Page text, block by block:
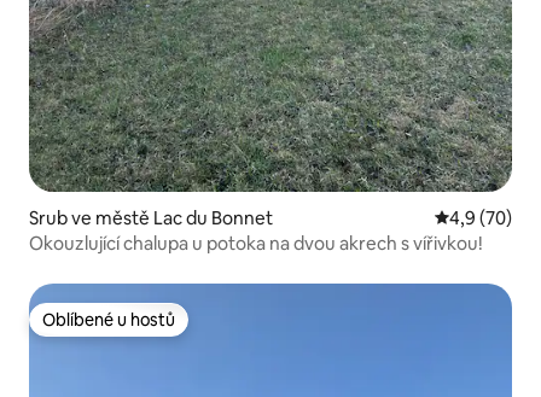
Srub ve městě Lac du Bonnet Průměrné
4,9 (70)
Okouzlující chalupa u potoka na dvou akrech s vířivkou!
Oblíbené u hostů
Oblíbené u hostů